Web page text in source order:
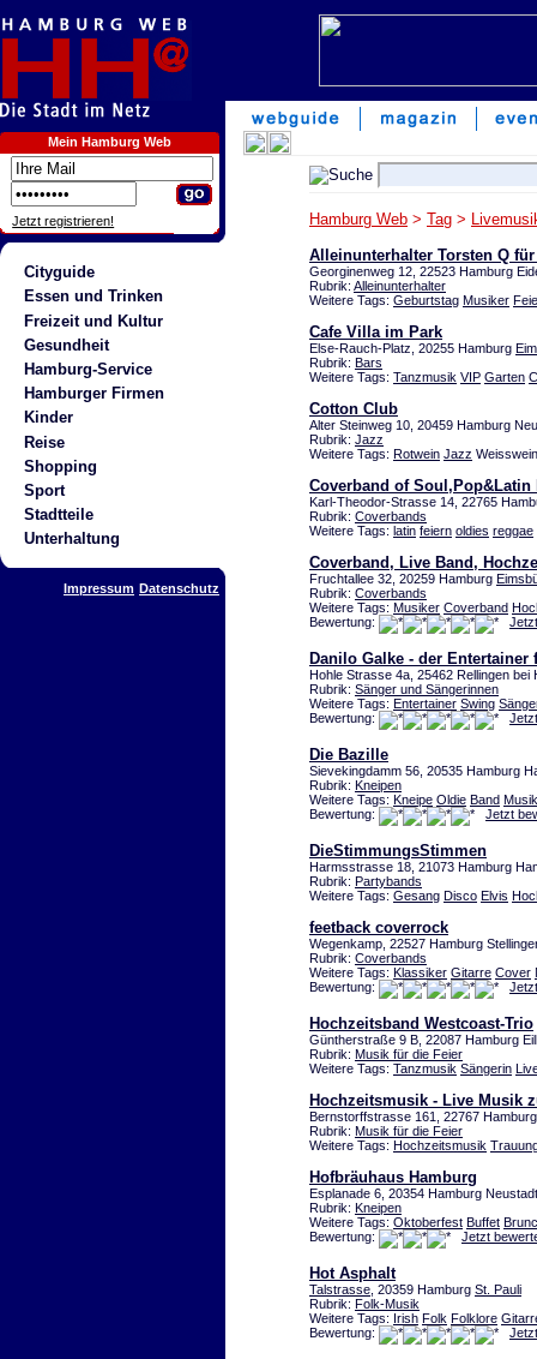
Mein Hamburg Web
Jetzt registrieren!
Cityguide
Essen und Trinken
Freizeit und Kultur
Gesundheit
Hamburg-Service
Hamburger Firmen
Kinder
Reise
Shopping
Sport
Stadtteile
Unterhaltung
Impressum Datenschutz
Hamburg Web > Tag >
Alleinunterhalter Torsten Q
Georginenweg 12, 22523 Hamburg
Rubrik: Alleinunterhalter
Weitere Tags: Geburtstag Musiker
Cafe Villa im Park
Else-Rauch-Platz, 20255 Hamburg
Rubrik: Bars
Weitere Tags: Tanzmusik VIP Garten
Cotton Club
Alter Steinweg 10, 20459 Hamburg
Rubrik: Jazz
Weitere Tags: Rotwein Jazz
Coverband of Soul,Pop&Latin
Karl-Theodor-Strasse 14, 22765
Rubrik: Coverbands
Weitere Tags: latin feiern oldies reggae
Coverband, Live Band,
Fruchtallee 32, 20259 Hamburg
Rubrik: Coverbands
Weitere Tags: Musiker Coverband
Bewertung:
Danilo Galke - der
Hohle Strasse 4a, 25462 Rellingen bei
Rubrik: Sänger und Sängerinnen
Weitere Tags: Entertainer Swing
Bewertung:
Die Bazille
Sievekingdamm 56, 20535 Hamburg
Rubrik: Kneipen
Weitere Tags: Kneipe Oldie Band
Bewertung:
Jetzt
DieStimmungsStimmen
Harmsstrasse 18, 21073 Hamburg
Rubrik: Partybands
Weitere Tags: Gesang Disco Elvis
feetback coverrock
Wegenkamp, 22527 Hamburg
Rubrik: Coverbands
Weitere Tags: Klassiker Gitarre Cover
Bewertung:
Hochzeitsband Westcoast-Trio
Güntherstraße 9 B, 22087 Hamburg
Rubrik: Musik für die Feier
Weitere Tags: Tanzmusik Sängerin
Hochzeitsmusik - Live Musik
Bernstorffstrasse 161, 22767
Rubrik: Musik für die Feier
Weitere Tags: Hochzeitsmusik
Hofbräuhaus Hamburg
Esplanade 6, 20354 Hamburg Neustadt
Rubrik: Kneipen
Weitere Tags: Oktoberfest Buffet
Bewertung:
Jetzt
Hot Asphalt
Talstrasse , 20359 Hamburg St. Pauli
Rubrik: Folk-Musik
Weitere Tags: Irish Folk Folklore
Bewertung: